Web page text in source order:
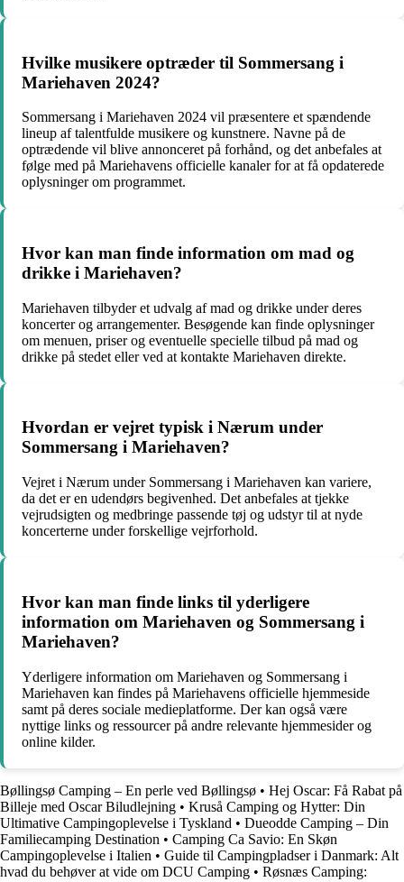
Hvilke musikere optræder til Sommersang i
Mariehaven 2024?
Sommersang i Mariehaven 2024 vil præsentere et spændende
lineup af talentfulde musikere og kunstnere. Navne på de
optrædende vil blive annonceret på forhånd, og det anbefales at
følge med på Mariehavens officielle kanaler for at få opdaterede
oplysninger om programmet.
Hvor kan man finde information om mad og
drikke i Mariehaven?
Mariehaven tilbyder et udvalg af mad og drikke under deres
koncerter og arrangementer. Besøgende kan finde oplysninger
om menuen, priser og eventuelle specielle tilbud på mad og
drikke på stedet eller ved at kontakte Mariehaven direkte.
Hvordan er vejret typisk i Nærum under
Sommersang i Mariehaven?
Vejret i Nærum under Sommersang i Mariehaven kan variere,
da det er en udendørs begivenhed. Det anbefales at tjekke
vejrudsigten og medbringe passende tøj og udstyr til at nyde
koncerterne under forskellige vejrforhold.
Hvor kan man finde links til yderligere
information om Mariehaven og Sommersang i
Mariehaven?
Yderligere information om Mariehaven og Sommersang i
Mariehaven kan findes på Mariehavens officielle hjemmeside
samt på deres sociale medieplatforme. Der kan også være
nyttige links og ressourcer på andre relevante hjemmesider og
online kilder.
Bøllingsø Camping – En perle ved Bøllingsø • Hej Oscar: Få Rabat på
Billeje med Oscar Biludlejning • Kruså Camping og Hytter: Din
Ultimative Campingoplevelse i Tyskland • Dueodde Camping – Din
Familiecamping Destination • Camping Ca Savio: En Skøn
Campingoplevelse i Italien • Guide til Campingpladser i Danmark: Alt
hvad du behøver at vide om DCU Camping • Røsnæs Camping: